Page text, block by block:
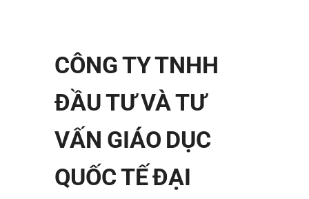
CÔNG TY TNHH
ĐẦU TƯ VÀ TƯ
VẤN GIÁO DỤC
QUỐC TẾ ĐẠI